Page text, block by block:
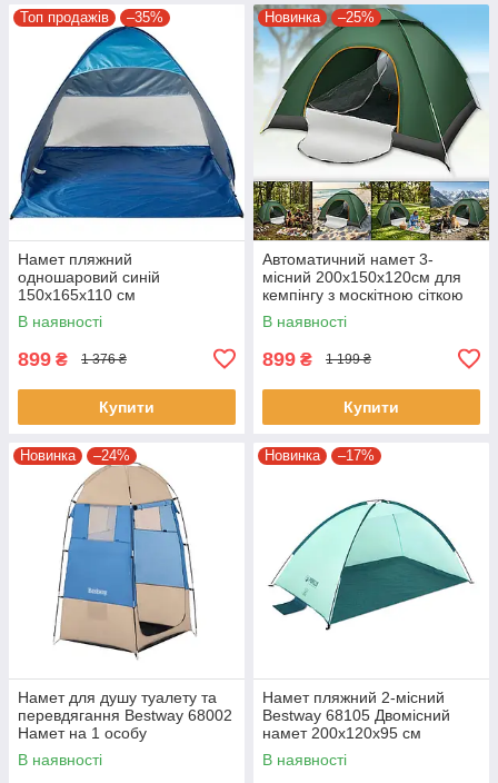
Топ продажів –35%
Намет пляжний
одношаровий синій
150х165х110 см
Автоматичний намет від
сонця
В наявності
899 ₴ 1 376 ₴
Купити
Новинка –25%
Автоматичний намет 3-
місний 200х150х120см для
кемпінгу з москітною сіткою
В наявності
899 ₴ 1 199 ₴
Купити
Новинка –24%
Намет для душу туалету та
перевдягання Bestway 68002
Намет на 1 особу
110х110х190 см
В наявності
Новинка –17%
Намет пляжний 2-місний
Bestway 68105 Двомісний
намет 200x120x95 см
В наявності